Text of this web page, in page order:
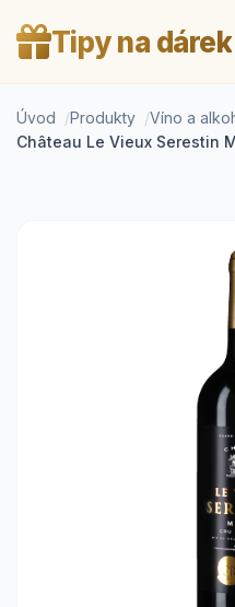
Tipy na dárek
Úvod Produkty
Víno a
Château Le Vieux Serestin